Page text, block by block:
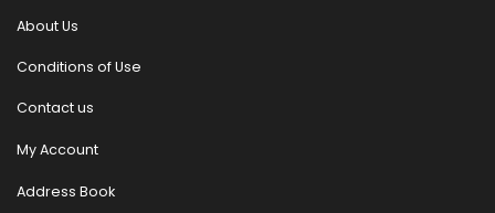
About Us
Conditions of Use
Contact us
My Account
Address Book